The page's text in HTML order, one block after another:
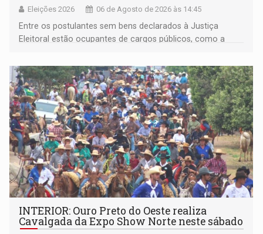
Eleições 2026 06 de Agosto de 2026 às 14:45
Entre os postulantes sem bens declarados à Justiça
Eleitoral estão ocupantes de cargos públicos, como a
Pedro Geovar (PP) e a vice-prefeita Magna dos Anjos
(NOVO)
INTERIOR: Ouro Preto do Oeste realiza
Cavalgada da Expo Show Norte neste sábado